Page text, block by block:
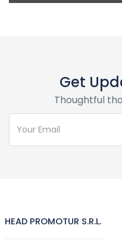
Get
Thoughtful
HEAD PROMOTUR S.R.L.